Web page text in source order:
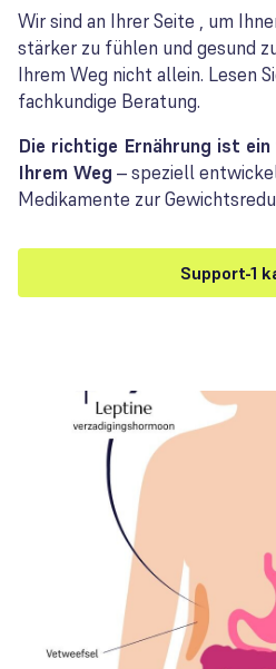
Wir sind an Ihrer Seite , um
stärker zu fühlen und gesund
Ihrem Weg nicht allein. Lesen
fachkundige Beratung.
Die richtige Ernährung ist
Ihrem Weg – speziell
Medikamente zur
Support-1